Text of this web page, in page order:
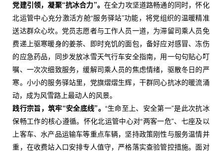
党建引领，凝聚“抗冰合力”。 在全力攻坚道路畅通的同时，怀化
北运管中心充分激活方舱“服务驿站”功能，将党组织的温暖精准
送达群众心坎。党员志愿者与工作人员一道，为滞留司乘人员免
费递上驱寒暖身的姜茶、即时充饥的面包，备好应对感冒、冻伤
的应急药品，同步发放冰雪天气行车安全指南，用一句句贴心叮
嘱、一次次细致服务，缓解司乘人员的焦虑情绪，驱散冬日的严
寒。小小的服务驿站里，党旗熠熠生辉，干群同心抗冰的暖流涌
动，成为风雪路上最动人的风景。
践行宗旨，筑牢“安全底线”。 “生命至上、安全第一”是此次抗冰
保畅工作的核心遵循。怀化北运管中心对“两客一危”、七座及以
上客车、水产品运输车等重点车辆，坚持政策刚性与服务温情并
重，在收费站入口安排专人值守，严格落实查验管控措施。面对